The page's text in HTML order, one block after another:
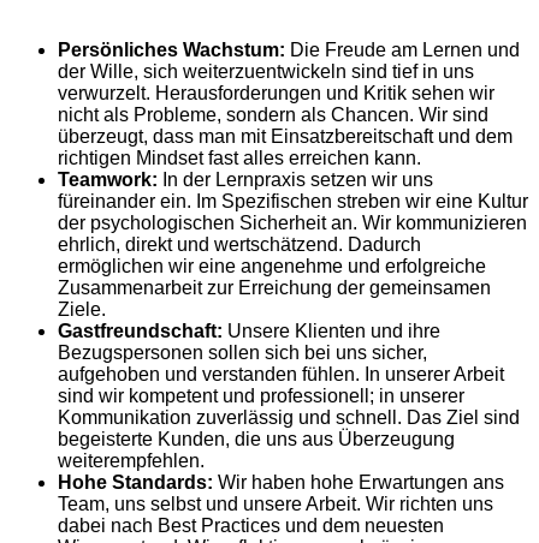
Persönliches Wachstum: Die Freude am Lernen und
der Wille, sich weiterzuentwickeln sind tief in uns
verwurzelt. Herausforderungen und Kritik sehen wir
nicht als Probleme, sondern als Chancen. Wir sind
überzeugt, dass man mit Einsatzbereitschaft und dem
richtigen Mindset fast alles erreichen kann.
Teamwork: In der Lernpraxis setzen wir uns
füreinander ein. Im Spezifischen streben wir eine Kultur
der psychologischen Sicherheit an. Wir kommunizieren
ehrlich, direkt und wertschätzend. Dadurch
ermöglichen wir eine angenehme und erfolgreiche
Zusammenarbeit zur Erreichung der gemeinsamen
Ziele.
Gastfreundschaft: Unsere Klienten und ihre
Bezugspersonen sollen sich bei uns sicher,
aufgehoben und verstanden fühlen. In unserer Arbeit
sind wir kompetent und professionell; in unserer
Kommunikation zuverlässig und schnell. Das Ziel sind
begeisterte Kunden, die uns aus Überzeugung
weiterempfehlen.
Hohe Standards: Wir haben hohe Erwartungen ans
Team, uns selbst und unsere Arbeit. Wir richten uns
dabei nach Best Practices und dem neuesten